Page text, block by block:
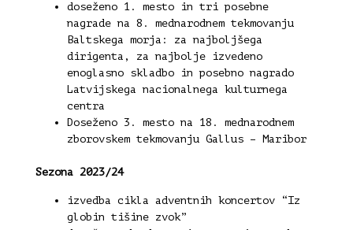
doseženo 1. mesto in tri posebne
nagrade na 8. mednarodnem tekmovanju
Baltskega morja: za najboljšega
dirigenta, za najbolje izvedeno
enoglasno skladbo in posebno nagrado
Latvijskega nacionalnega kulturnega
centra
Doseženo 3. mesto na 18. mednarodnem
zborovskem tekmovanju Gallus – Maribor
Sezona 2023/24
izvedba cikla adventnih koncertov “Iz
globin tišine zvok”